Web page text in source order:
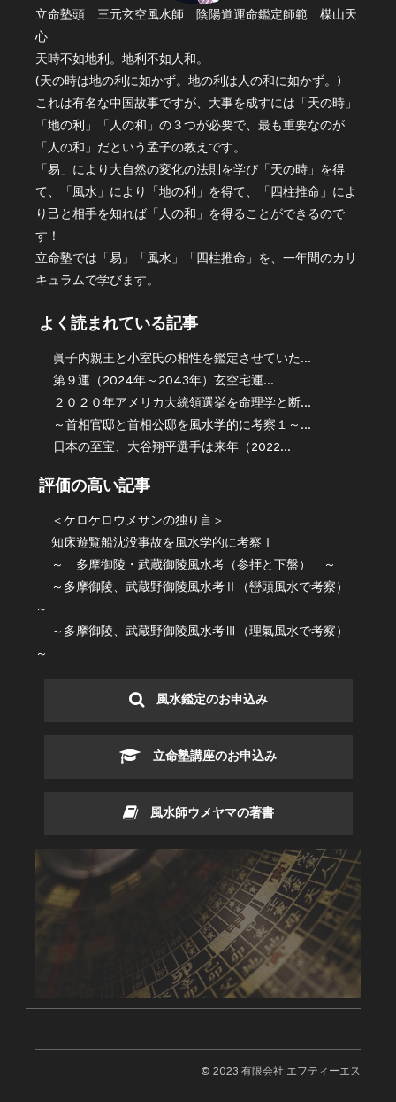
立命塾頭 三元玄空風水師 陰陽道運命鑑定師範 楳山天
心
天時不如地利。地利不如人和。
(天の時は地の利に如かず。地の利は人の和に如かず。)
これは有名な中国故事ですが、大事を成すには「天の時」
「地の利」「人の和」の３つが必要で、最も重要なのが
「人の和」だという孟子の教えです。
「易」により大自然の変化の法則を学び「天の時」を得
て、「風水」により「地の利」を得て、「四柱推命」によ
り己と相手を知れば「人の和」を得ることができるので
す！
立命塾では「易」「風水」「四柱推命」を、一年間のカリ
キュラムで学びます。
よく読まれている記事
眞子内親王と小室氏の相性を鑑定させていた...
第９運（2024年～2043年）玄空宅運...
２０２０年アメリカ大統領選挙を命理学と断...
～首相官邸と首相公邸を風水学的に考察１～...
日本の至宝、大谷翔平選手は来年（2022...
評価の高い記事
＜ケロケロウメサンの独り言＞
知床遊覧船沈没事故を風水学的に考察Ⅰ
～ 多摩御陵・武蔵御陵風水考（参拝と下盤） ～
～多摩御陵、武蔵野御陵風水考Ⅱ（巒頭風水で考察）
～
～多摩御陵、武蔵野御陵風水考Ⅲ（理氣風水で考察）
～
風水鑑定のお申込み
立命塾講座のお申込み
風水師ウメヤマの著書
© 2023 有限会社 エフティーエス